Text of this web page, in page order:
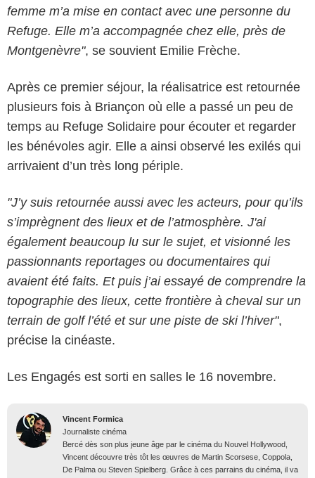
femme m’a mise en contact avec une personne du
Refuge. Elle m’a accompagnée chez elle, près de
Montgenèvre", se souvient Emilie Frèche.
Après ce premier séjour, la réalisatrice est retournée
plusieurs fois à Briançon où elle a passé un peu de
temps au Refuge Solidaire pour écouter et regarder
les bénévoles agir. Elle a ainsi observé les exilés qui
arrivaient d’un très long périple.
"J’y suis retournée aussi avec les acteurs, pour qu’ils
s’imprègnent des lieux et de l’atmosphère. J'ai
également beaucoup lu sur le sujet, et visionné les
passionnants reportages ou documentaires qui
avaient été faits. Et puis j’ai essayé de comprendre la
topographie des lieux, cette frontière à cheval sur un
terrain de golf l’été et sur une piste de ski l’hiver",
précise la cinéaste.
Les Engagés est sorti en salles le 16 novembre.
Vincent Formica
Journaliste cinéma
Bercé dès son plus jeune âge par le cinéma du Nouvel Hollywood,
Vincent découvre très tôt les œuvres de Martin Scorsese, Coppola,
De Palma ou Steven Spielberg. Grâce à ces parrains du cinéma, il va